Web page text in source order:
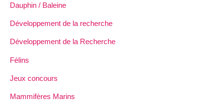
Dauphin / Baleine
Développement de la recherche
Développement de la Recherche
Félins
Jeux concours
Mammifères Marins